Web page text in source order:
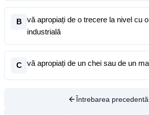
B
vă apropiați de o trecere la nivel cu
industrială
C vă apropiați de un chei sau de un
Întrebarea